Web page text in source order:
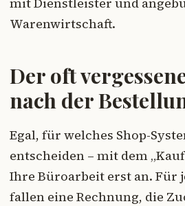
Warenwirtschaft.
Der oft
nach der
Egal, für welches Shop-
entscheiden – mit dem
Ihre Büroarbeit erst an. Für
fallen eine Rechnung, die